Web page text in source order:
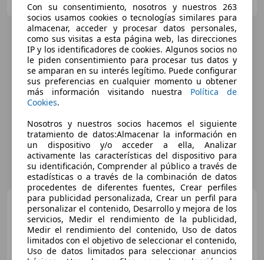
Citroen C31.2 PureTech S&S
C-Series 83
Con su consentimiento, nosotros y nuestros 263
socios usamos cookies o tecnologías similares para
almacenar, acceder y procesar datos personales,
como sus visitas a esta página web, las direcciones
IP y los identificadores de cookies. Algunos socios no
le piden consentimiento para procesar tus datos y
se amparan en su interés legítimo. Puede configurar
sus preferencias en cualquier momento u obtener
más información visitando nuestra Política de
Cookies.
Nosotros y nuestros socios hacemos el siguiente
tratamiento de datos:Almacenar la información en
un dispositivo y/o acceder a ella, Analizar
activamente las características del dispositivo para
su identificación, Comprender al público a través de
estadísticas o a través de la combinación de datos
procedentes de diferentes fuentes, Crear perfiles
para publicidad personalizada, Crear un perfil para
personalizar el contenido, Desarrollo y mejora de los
servicios, Medir el rendimiento de la publicidad,
Medir el rendimiento del contenido, Uso de datos
limitados con el objetivo de seleccionar el contenido,
Uso de datos limitados para seleccionar anuncios